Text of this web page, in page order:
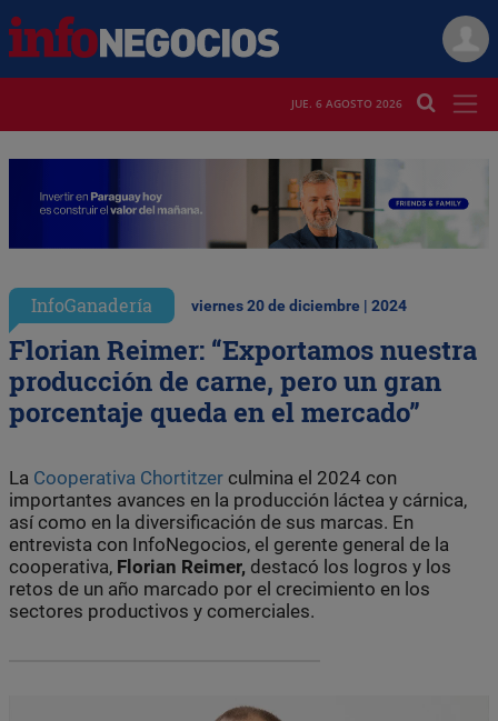
JUE. 6 AGOSTO 2026
InfoGanadería viernes 20 de diciembre | 2024
Florian Reimer: “Exportamos nuestra
producción de carne, pero un gran
porcentaje queda en el mercado”
La Cooperativa Chortitzer culmina el 2024 con
importantes avances en la producción láctea y cárnica,
así como en la diversificación de sus marcas. En
entrevista con InfoNegocios, el gerente general de la
cooperativa, Florian Reimer, destacó los logros y los
retos de un año marcado por el crecimiento en los
sectores productivos y comerciales.